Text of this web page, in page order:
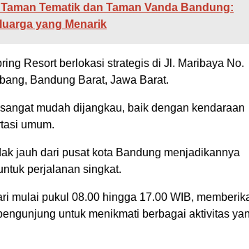
Tematik dan Taman Vanda Bandung:
yang Menarik
Resort berlokasi strategis di Jl. Maribaya No.
Bandung Barat, Jawa Barat.
mudah dijangkau, baik dengan kendaraan
umum.
jauh dari pusat kota Bandung menjadikannya
perjalanan singkat.
mulai pukul 08.00 hingga 17.00 WIB,
untuk menikmati berbagai aktivitas